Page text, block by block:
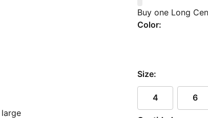
Buy one Long
Color:
Size:
4 6